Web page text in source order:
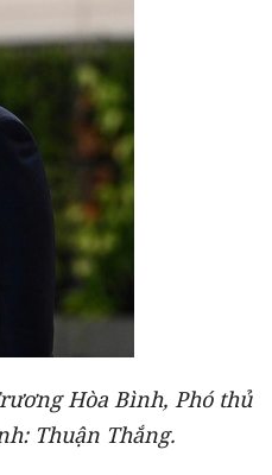
Hòa Bình, Phó thủ
Thuận Thắng.